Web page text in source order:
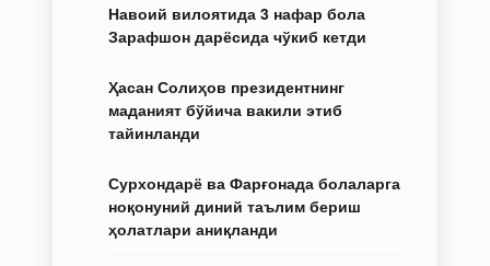
Навоий вилоятида 3 нафар бола
Зарафшон дарёсида чўкиб кетди
Ҳасан Солиҳов президентнинг
маданият бўйича вакили этиб
тайинланди
Сурхондарё ва Фарғонада болаларга
ноқонуний диний таълим бериш
ҳолатлари аниқланди